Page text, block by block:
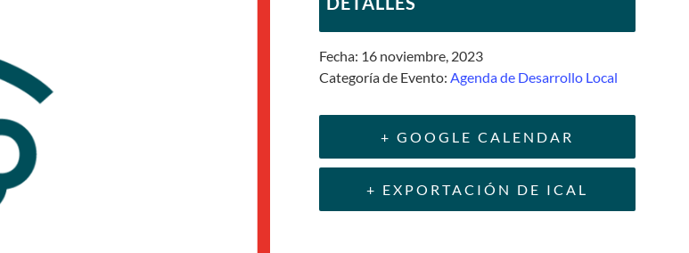
Fecha: 16 noviembre, 2023
Categoría de Evento: Agenda de Desarrollo Local
+ GOOGLE CALENDAR
+ EXPORTACIÓN DE ICAL